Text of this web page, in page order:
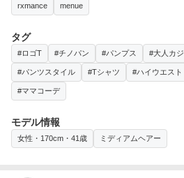
rxmance menue
タグ
#ロゴT #チノパン #パンプス #大人カ
#パンツスタイル #Tシャツ #ハイウエスト
#ママコーデ
モデル情報
女性・170cm・41歳 ミディアムヘアー